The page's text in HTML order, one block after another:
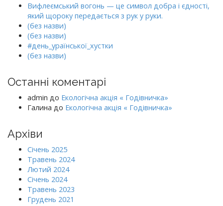
Вифлеємський вогонь — це символ добра і єдності,
який щороку передається з рук у руки.
(без назви)
(без назви)
#день_ураїнської_хустки
(без назви)
Останні коментарі
admin до Екологічна акція « Годівничка»
Галина до Екологічна акція « Годівничка»
Архіви
Січень 2025
Травень 2024
Лютий 2024
Січень 2024
Травень 2023
Грудень 2021